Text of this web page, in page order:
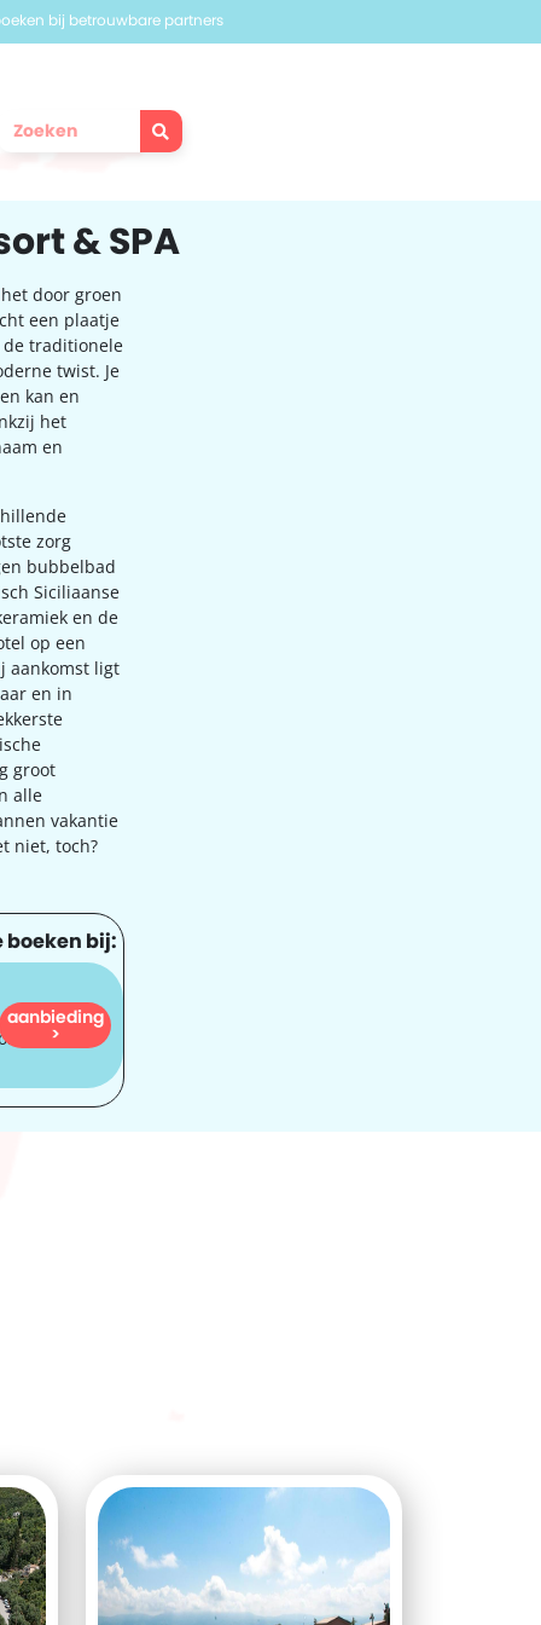
bij betrouwbare partners
& SPA
door groen
een plaatje
de traditionele
twist. Je
kan en
het
en
zorg
bubbelbad
Siciliaanse
en de
op een
aankomst ligt
en in
groot
alle
vakantie
niet, toch?
boeken bij:
aanbieding
>